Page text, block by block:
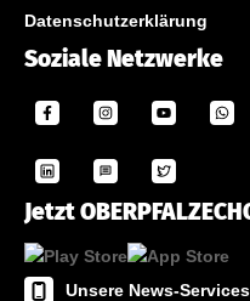
Datenschutzerklärung
Soziale Netzwerke
Jetzt
Unsere News-